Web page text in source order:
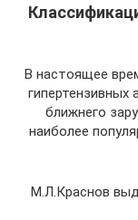
В настоящее
гипертензивных
ближнего
наиболее
М.Л.Краснов